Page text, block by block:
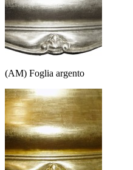
(AM) Foglia argento